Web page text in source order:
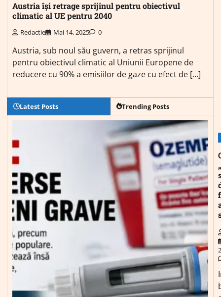
Austria își retrage sprijinul pentru obiectivul
climatic al UE pentru 2040
Redactie Mai 14, 2025 0
Austria, sub noul său guvern, a retras sprijinul
pentru obiectivul climatic al Uniunii Europene de
reducere cu 90% a emisiilor de gaze cu efect de […]
Latest Posts Trending Posts